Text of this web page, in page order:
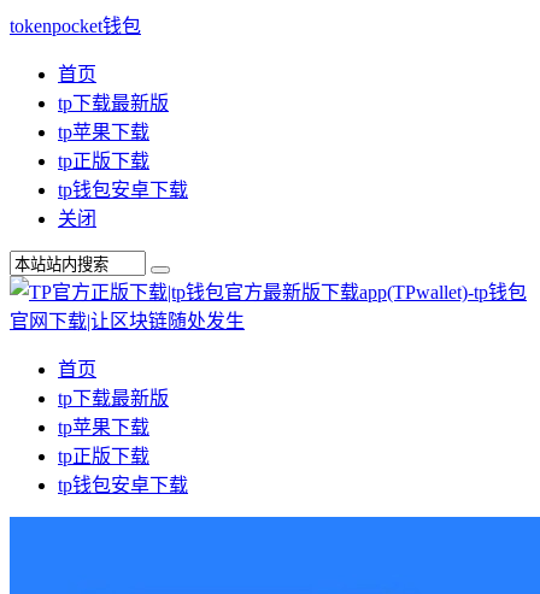
tokenpocket钱包
首页
tp下载最新版
tp苹果下载
tp正版下载
tp钱包安卓下载
关闭
首页
tp下载最新版
tp苹果下载
tp正版下载
tp钱包安卓下载